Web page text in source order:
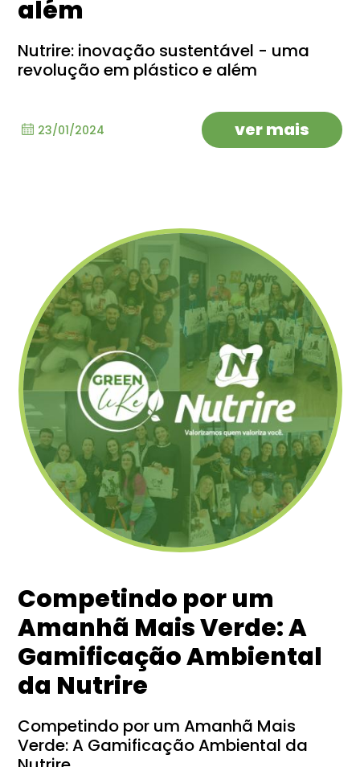
além
Nutrire: inovação sustentável - uma
revolução em plástico e além
23/01/2024 ver mais
Competindo por um
Amanhã Mais Verde: A
Gamificação Ambiental
da Nutrire
Competindo por um Amanhã Mais
Verde: A Gamificação Ambiental da